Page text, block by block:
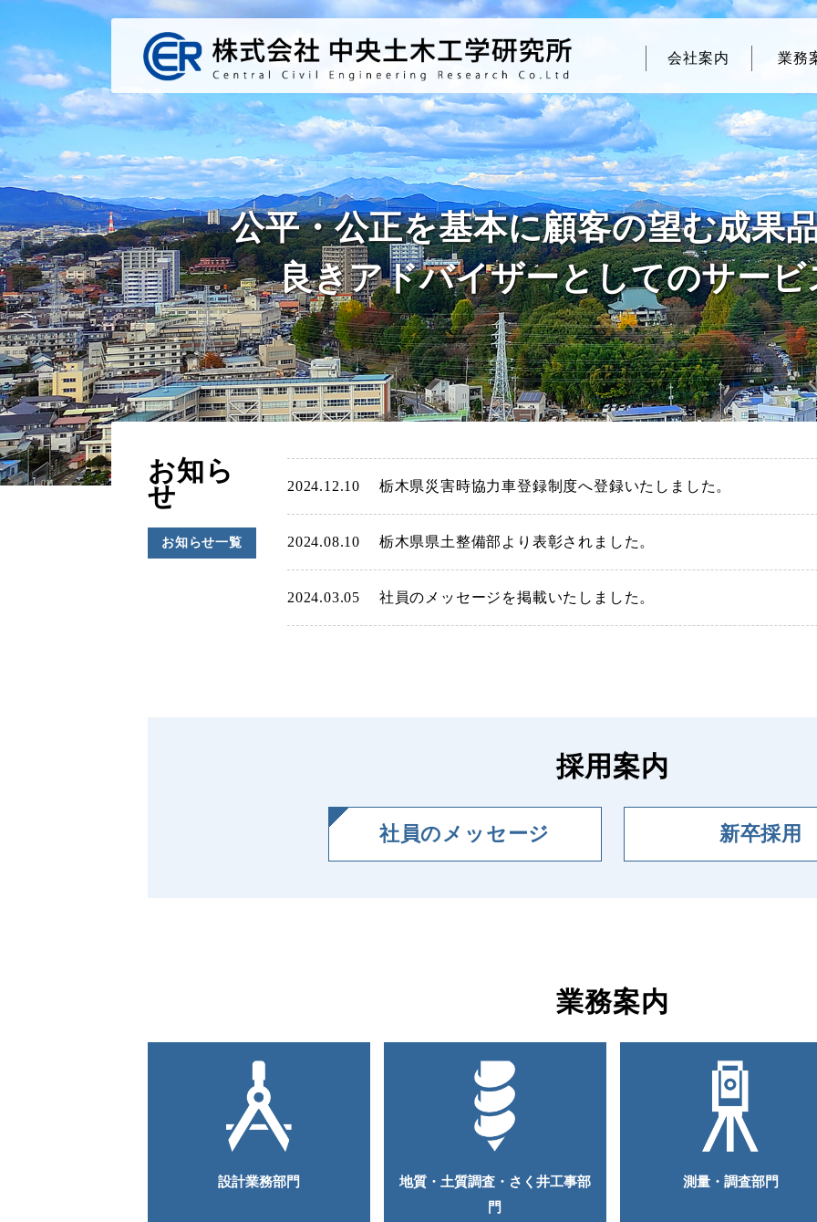
会社案内 業務
公平・公正を基本に顧客の望む成果
良きアドバイザーとしてのサービ
お知ら
せ
お知らせ一覧
2024.12.10 栃木県災害時協力車登録制度へ登録いたしました。
2024.08.10 栃木県県土整備部より表彰されました。
2024.03.05 社員のメッセージを掲載いたしました。
採用案内
社員のメッセージ 新卒採用
業務案内
設計業務部門
地質・土質調査・さく井工事部
門
測量・調査部門